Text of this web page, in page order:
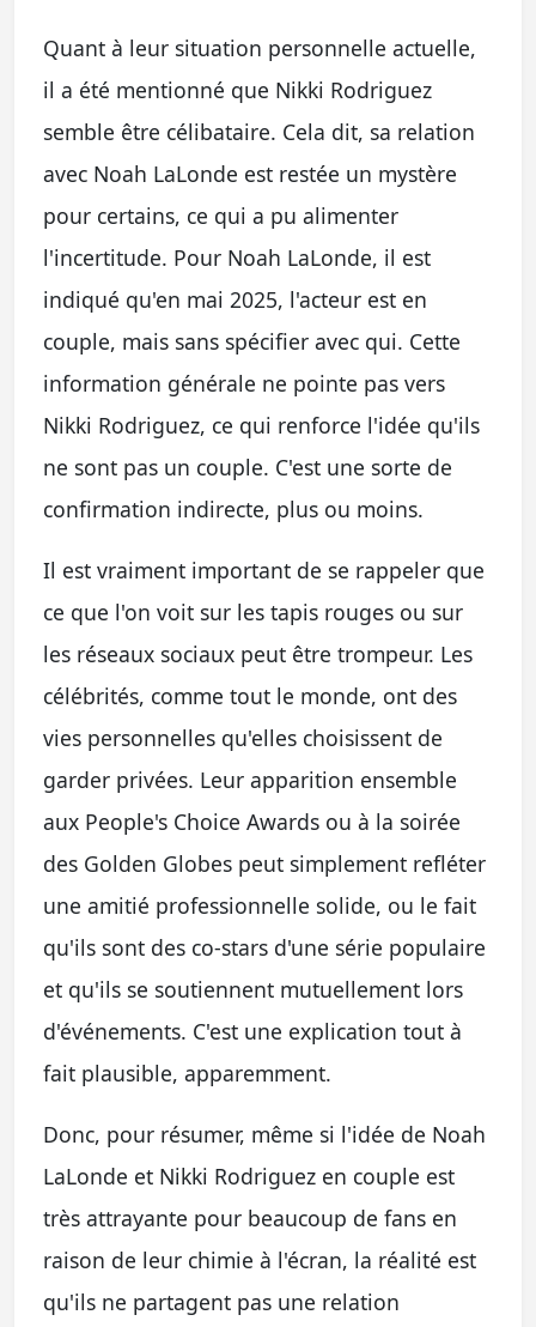
Quant à leur situation personnelle actuelle,
il a été mentionné que Nikki Rodriguez
semble être célibataire. Cela dit, sa relation
avec Noah LaLonde est restée un mystère
pour certains, ce qui a pu alimenter
l'incertitude. Pour Noah LaLonde, il est
indiqué qu'en mai 2025, l'acteur est en
couple, mais sans spécifier avec qui. Cette
information générale ne pointe pas vers
Nikki Rodriguez, ce qui renforce l'idée qu'ils
ne sont pas un couple. C'est une sorte de
confirmation indirecte, plus ou moins.
Il est vraiment important de se rappeler que
ce que l'on voit sur les tapis rouges ou sur
les réseaux sociaux peut être trompeur. Les
célébrités, comme tout le monde, ont des
vies personnelles qu'elles choisissent de
garder privées. Leur apparition ensemble
aux People's Choice Awards ou à la soirée
des Golden Globes peut simplement refléter
une amitié professionnelle solide, ou le fait
qu'ils sont des co-stars d'une série populaire
et qu'ils se soutiennent mutuellement lors
d'événements. C'est une explication tout à
fait plausible, apparemment.
Donc, pour résumer, même si l'idée de Noah
LaLonde et Nikki Rodriguez en couple est
très attrayante pour beaucoup de fans en
raison de leur chimie à l'écran, la réalité est
qu'ils ne partagent pas une relation